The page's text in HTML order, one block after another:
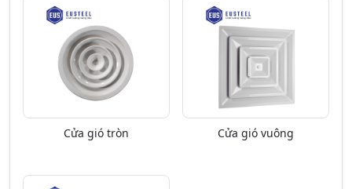
Cửa gió tròn Cửa gió vuông